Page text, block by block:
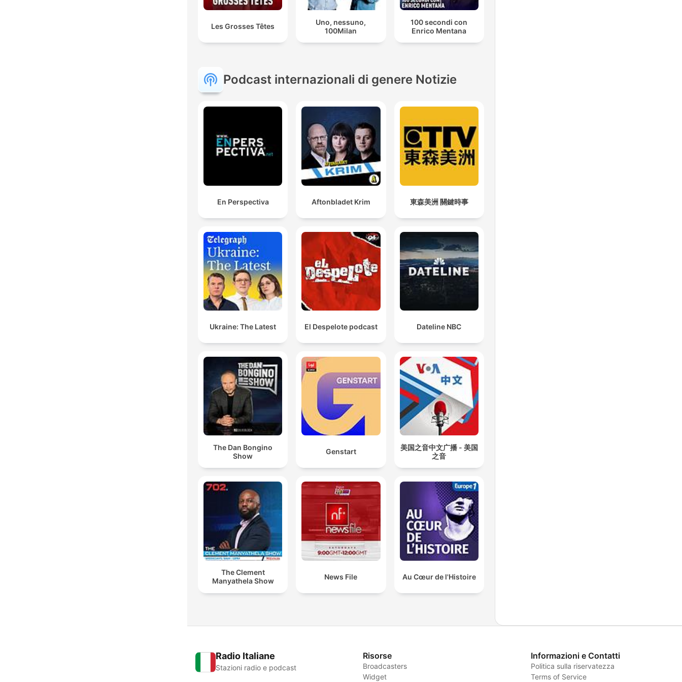
Les Grosses Têtes
Uno, nessuno,
100Milan
100 secondi con
Enrico Mentana
Podcast internazionali di genere Notizie
En Perspectiva Aftonbladet Krim 東森美洲 關鍵時事
Ukraine: The Latest El Despelote podcast Dateline NBC
The Dan Bongino
Show
Genstart
美国之音中文广播 - 美国
之音
The Clement
Manyathela Show
News File Au Cœur de l'Histoire
Radio Italiane
Stazioni radio e podcast
Risorse
Broadcasters
Widget
Informazioni e Contatti
Politica sulla riservatezza
Terms of Service